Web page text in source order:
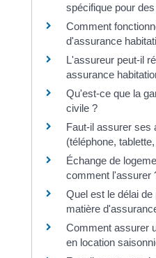
spécifique pour
Comment
d'assurance
L'assureur peut-il
assurance
Qu'est-ce que la
civile ?
Faut-il assurer ses
(téléphone,
Échange de
comment l'assurer
Quel est le délai
matière
Comment assurer
en location